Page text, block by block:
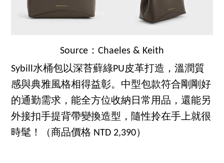
Source：Chaeles & Keith
Sybill水桶包以深苔蘚綠PU皮革打造，溫潤質
感與典雅風格相得益彰。中型包款符合剛剛好
的通勤需求，能全方位收納日常用品，還能另
外接扣手提背帶變換造型，隨性拎在手上就很
時髦！（商品價格 NTD 2,390）